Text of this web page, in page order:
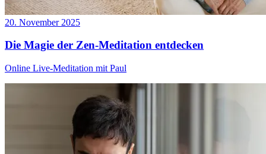
20. November 2025
Die Magie der Zen-Meditation entdecken
Online Live-Meditation mit Paul